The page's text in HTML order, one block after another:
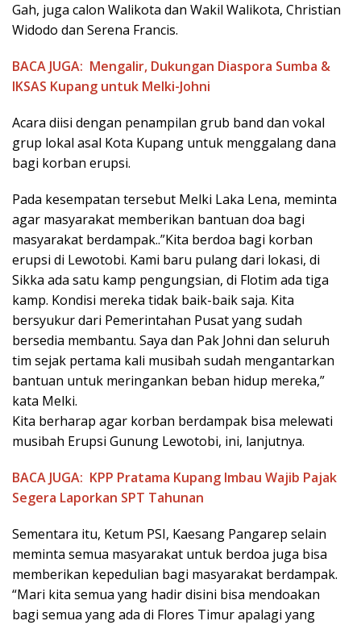
Gah, juga calon Walikota dan Wakil Walikota, Christian
Widodo dan Serena Francis.
BACA JUGA: Mengalir, Dukungan Diaspora Sumba &
IKSAS Kupang untuk Melki-Johni
Acara diisi dengan penampilan grub band dan vokal
grup lokal asal Kota Kupang untuk menggalang dana
bagi korban erupsi.
Pada kesempatan tersebut Melki Laka Lena, meminta
agar masyarakat memberikan bantuan doa bagi
masyarakat berdampak..”Kita berdoa bagi korban
erupsi di Lewotobi. Kami baru pulang dari lokasi, di
Sikka ada satu kamp pengungsian, di Flotim ada tiga
kamp. Kondisi mereka tidak baik-baik saja. Kita
bersyukur dari Pemerintahan Pusat yang sudah
bersedia membantu. Saya dan Pak Johni dan seluruh
tim sejak pertama kali musibah sudah mengantarkan
bantuan untuk meringankan beban hidup mereka,”
kata Melki.
Kita berharap agar korban berdampak bisa melewati
musibah Erupsi Gunung Lewotobi, ini, lanjutnya.
BACA JUGA: KPP Pratama Kupang Imbau Wajib Pajak
Segera Laporkan SPT Tahunan
Sementara itu, Ketum PSI, Kaesang Pangarep selain
meminta semua masyarakat untuk berdoa juga bisa
memberikan kepedulian bagi masyarakat berdampak.
“Mari kita semua yang hadir disini bisa mendoakan
bagi semua yang ada di Flores Timur apalagi yang